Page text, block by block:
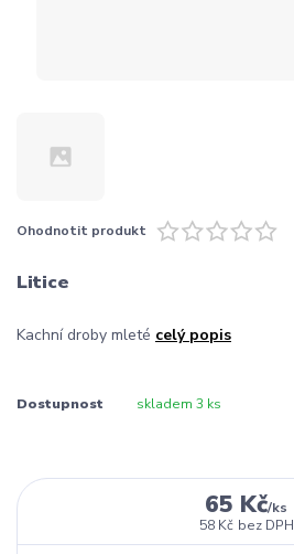
Ohodnotit produkt
Litice
Kachní droby mleté celý popis
Dostupnost skladem 3 ks
65 Kč/ks
58 Kč bez DPH